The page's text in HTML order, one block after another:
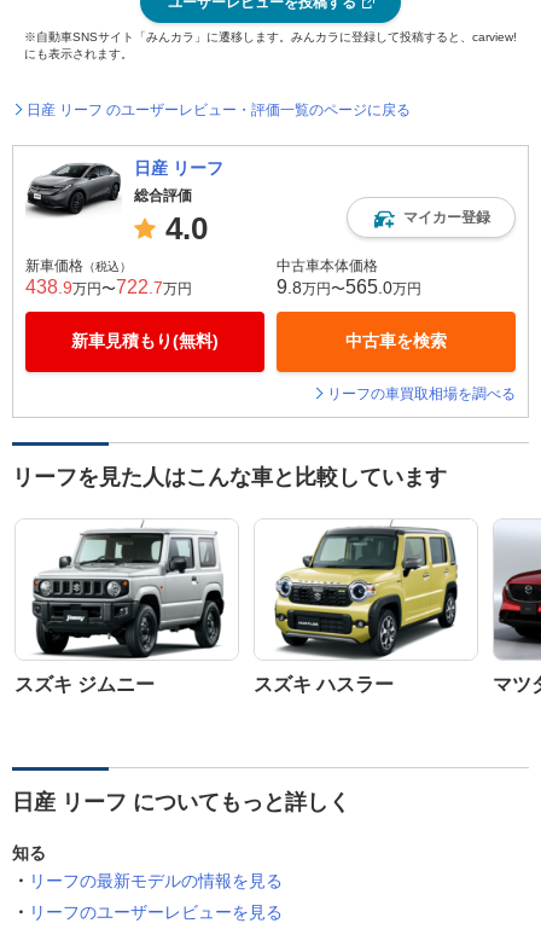
※自動車SNSサイト「みんカラ」に遷移します。みんカラに登録して投稿すると、carview!
にも表示されます。
日産 リーフ のユーザーレビュー・評価一覧のページに戻る
日産 リーフ
総合評価
4.0 マイカー登録
新車価格 （税込）
438 .9万円〜722 .7万円
新車見積もり(無料)
中古車本体価格
9 .8万円〜565 .0万円
中古車を検索
リーフの車買取相場を調べる
リーフを見た人はこんな車と比較しています
スズキ ジムニー スズキ ハスラー マツ
日産 リーフ についてもっと詳しく
知る
リーフの最新モデルの情報を見る
リーフのユーザーレビューを見る